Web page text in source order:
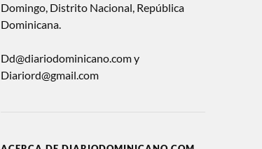
Domingo, Distrito Nacional, República
Dominicana.
Dd@diariodominicano.com y
Diariord@gmail.com